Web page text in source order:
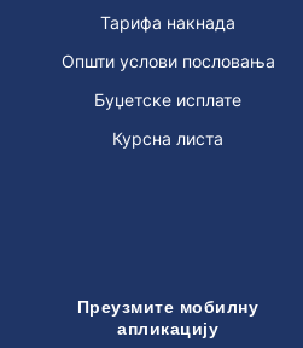
Тарифа накнада
Општи услови пословања
Буџетске исплате
Курсна листа
Преузмите мобилну
апликацију